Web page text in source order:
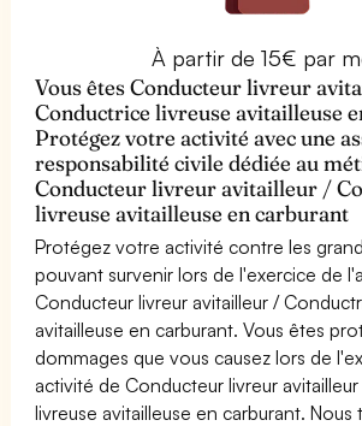
À partir de 15€ par
Vous êtes Conducteur livreur
Conductrice livreuse avitailleuse
Protégez votre activité avec une
responsabilité civile dédiée au
Conducteur livreur avitailleur /
livreuse avitailleuse en carburant
Protégez votre activité contre les
pouvant survenir lors de l'exercice de
Conducteur livreur avitailleur /
avitailleuse en carburant. Vous êtes
dommages que vous causez lors de
activité de Conducteur livreur
livreuse avitailleuse en carburant. Nous